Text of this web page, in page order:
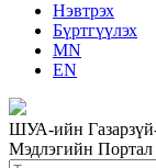
Нэвтрэх
Бүртгүүлэх
MN
EN
ШУА-ийн Газарзүй-
Мэдлэгийн Портал